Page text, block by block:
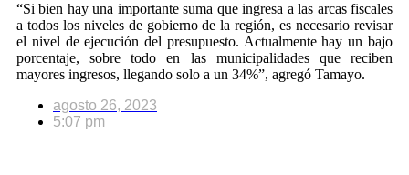
“Si bien hay una importante suma que ingresa a las arcas fiscales
a todos los niveles de gobierno de la región, es necesario revisar
el nivel de ejecución del presupuesto. Actualmente hay un bajo
porcentaje, sobre todo en las municipalidades que reciben
mayores ingresos, llegando solo a un 34%”, agregó Tamayo.
agosto 26, 2023
5:07 pm